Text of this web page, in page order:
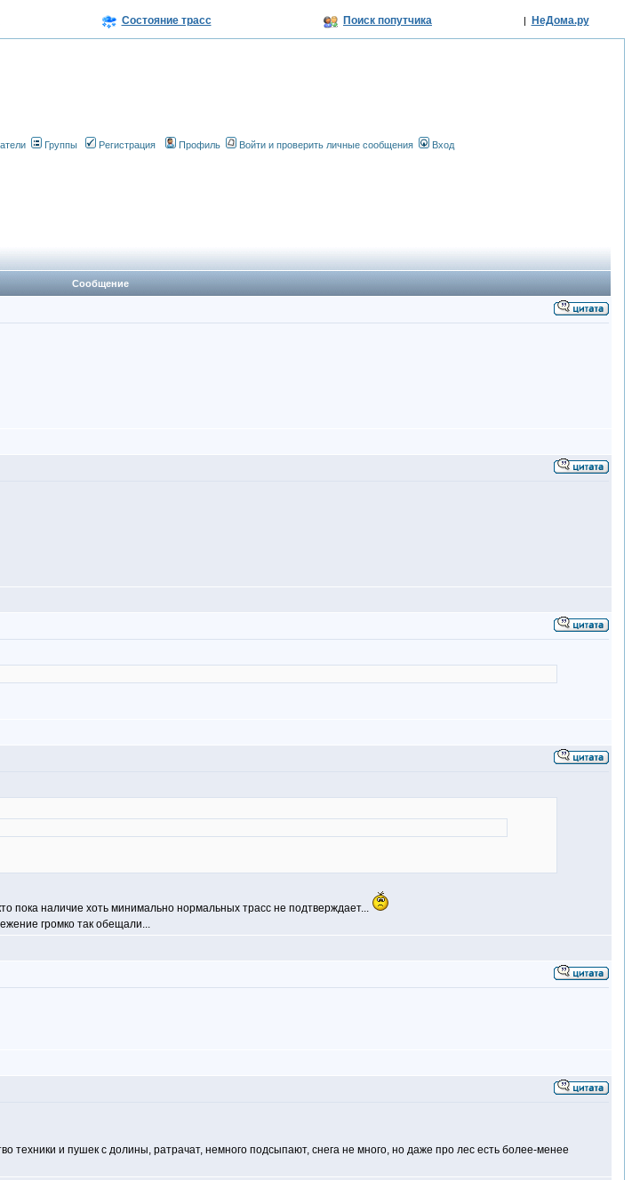
Состояние трасс Поиск попутчика | НеДома.ру
Группы Регистрация Профиль Войти и проверить личные сообщения Вход
Сообщение
пока наличие хоть минимально нормальных трасс не подтверждает...
громко так обещали...
техники и пушек с долины, ратрачат, немного подсыпают, снега не много, но даже про лес есть более-менее